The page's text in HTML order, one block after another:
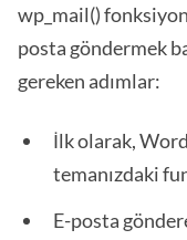
wp_mail()
posta göndermek
gereken adımlar:
İlk olarak,
temanızdaki
E-posta